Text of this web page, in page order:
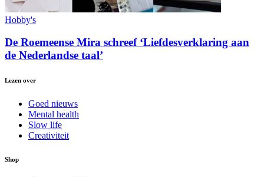
Hobby's
De Roemeense Mira schreef ‘Liefdesverklaring aan
de Nederlandse taal’
Lezen over
Goed nieuws
Mental health
Slow life
Creativiteit
Shop